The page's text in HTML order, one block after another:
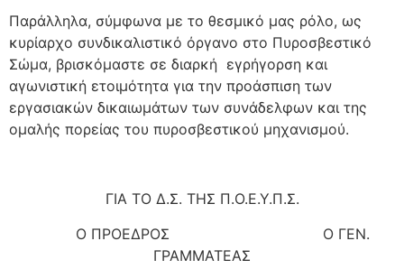
Παράλληλα, σύμφωνα με το θεσμικό μας ρόλο, ως
κυρίαρχο συνδικαλιστικό όργανο στο Πυροσβεστικό
Σώμα, βρισκόμαστε σε διαρκή εγρήγορση και
αγωνιστική ετοιμότητα για την προάσπιση των
εργασιακών δικαιωμάτων των συνάδελφων και της
ομαλής πορείας του πυροσβεστικού μηχανισμού.
ΓΙΑ ΤΟ Δ.Σ. ΤΗΣ Π.Ο.Ε.Υ.Π.Σ.
Ο ΠΡΟΕΔΡΟΣ
Ο ΓΕΝ.
ΓΡΑΜΜΑΤΕΑΣ